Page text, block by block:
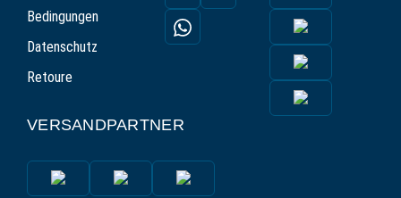
Bedingungen
Datenschutz
Retoure
VERSANDPARTNER